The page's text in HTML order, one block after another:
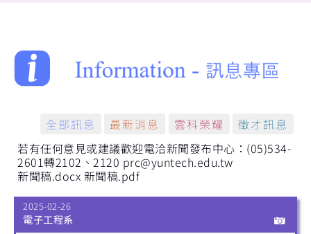
全部訊息 最新消息 雲科榮耀
徵才訊息
若有任何意見或建議歡迎電洽新聞發布中心：(05)534-
2601轉2102、2120 prc@yuntech.edu.tw
新聞稿.docx 新聞稿.pdf
2025-02-26
電子工程系